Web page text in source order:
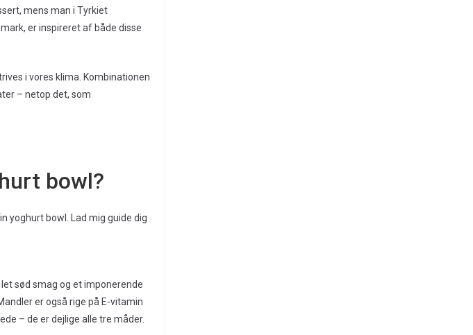
mens man i Tyrkiet
er inspireret af både disse
i vores klima. Kombinationen
– netop det, som
bowl?
yoghurt bowl. Lad mig guide dig
sød smag og et imponerende
er også rige på E-vitamin
– de er dejlige alle tre måder.